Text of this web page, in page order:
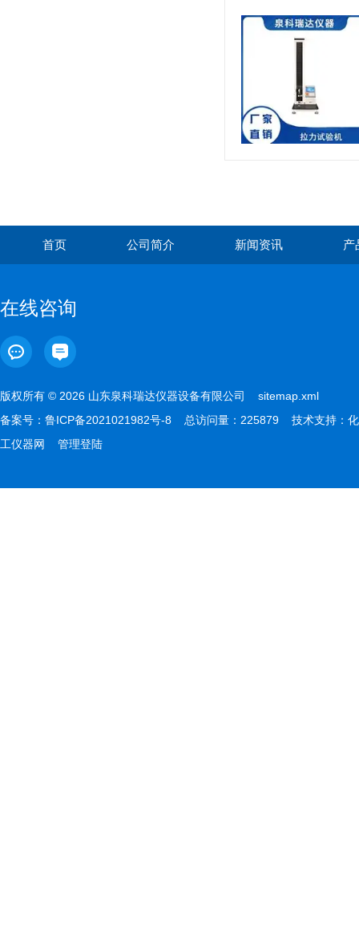
首页 公司简介 新闻资讯 产
在线咨询
版权所有 © 2026 山东泉科瑞达仪器设备有限公司 sitemap.xml
备案号： 鲁ICP备2021021982号-8 总访问量：225879 技术支持： 化
工仪器网
管理登陆